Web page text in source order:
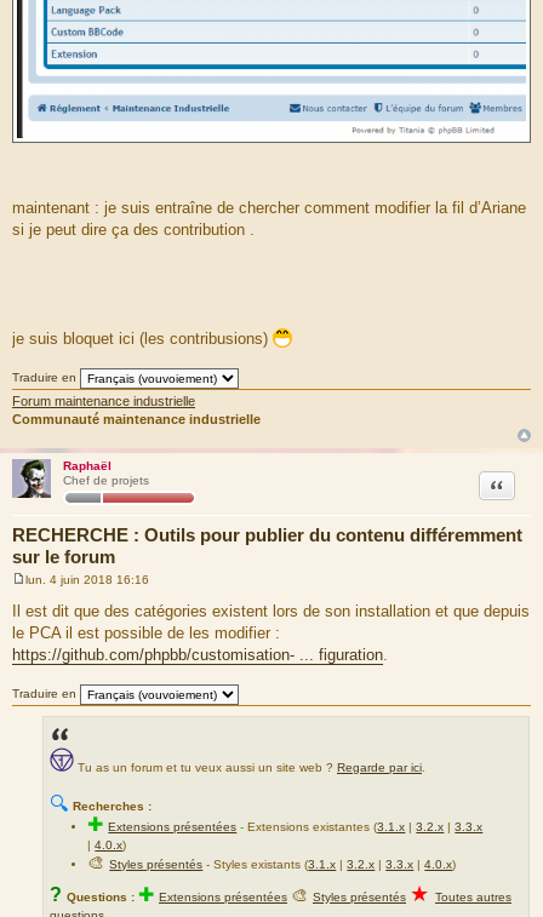
maintenant : je suis entraîne de chercher comment modifier la fil d’Ariane
si je peut dire ça des contribution .
je suis bloquet ici (les contribusions)
Traduire en
Forum maintenance industrielle
Communauté maintenance industrielle
Raphaël
Chef de projets
RECHERCHE : Outils pour publier du contenu différemment
sur le forum
Citation
e
s
a
g
lun. 4 juin 2018 16:16
Il est dit que des catégories existent lors de son installation et que depuis
le PCA il est possible de les modifier :
https://github.com/phpbb/customisation- ... figuration.
Traduire en
Tu as un forum et tu veux aussi un site web ? Regarde par ici
🔍 Recherches :
✚Extensions présentées -Extensions existantes (3.1.x |3.2.x |3.3.x
|4.0.x)
🎨Styles présentés - Styles existants (3.1.x |3.2.x |3.3.x |4.0.x)
? Questions : ✚ Extensions présentées 🎨 Styles présentés ★ Toutes autres